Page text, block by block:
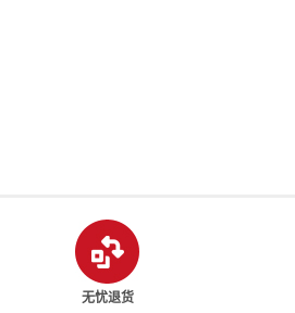
无忧退货